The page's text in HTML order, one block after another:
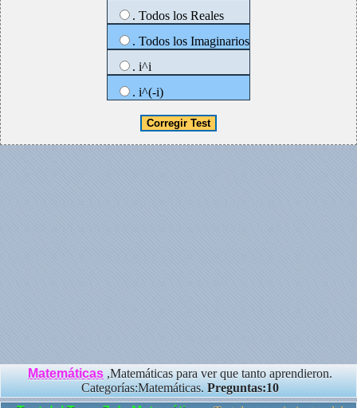
. Todos los Reales
. Todos los Imaginarios
. i^i
. i^(-i)
Matemáticas ,Matemáticas para ver que tanto aprendieron.
Categorías:Matemáticas. Preguntas:10